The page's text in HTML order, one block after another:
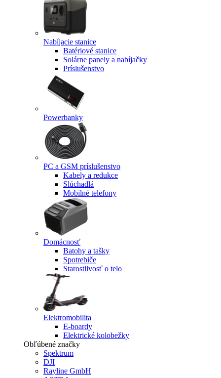
Nabíjacie stanice
Batériové stanice
Solárne panely a nabíjačky
Príslušenstvo
Powerbanky
PC a GSM príslušenstvo
Kabely a redukce
Slúchadlá
Mobilné telefony
Domácnosť
Batohy a tašky
Spotrebiče
Starostlivosť o telo
Elektromobilita
E-boardy
Elektrické kolobežky
Obľúbené značky
Spektrum
DJI
Rayline GmbH